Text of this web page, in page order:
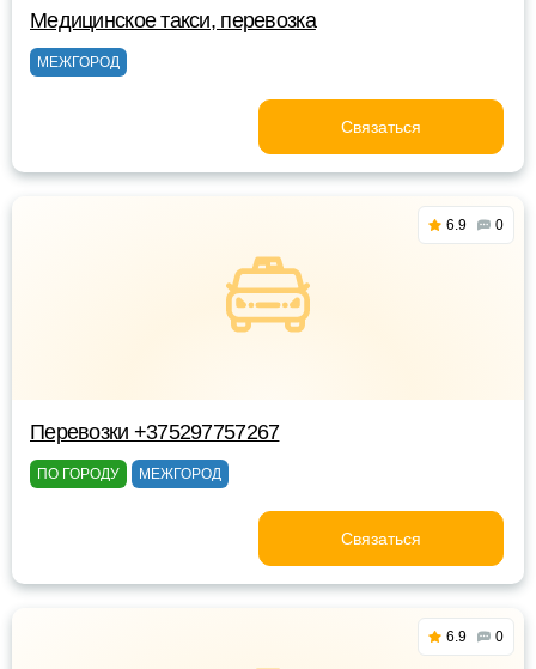
Медицинское такси, перевозка
МЕЖГОРОД
Связаться
6.9 0
Перевозки +375297757267
ПО ГОРОДУ МЕЖГОРОД
Связаться
6.9 0